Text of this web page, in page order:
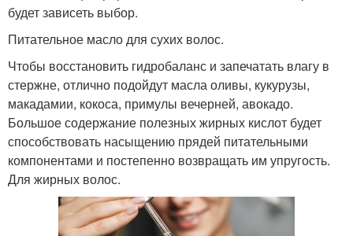
будет зависеть выбор.
Питательное масло для сухих волос.
Чтобы восстановить гидробаланс и запечатать влагу в
стержне, отлично подойдут масла оливы, кукурузы,
макадамии, кокоса, примулы вечерней, авокадо.
Большое содержание полезных жирных кислот будет
способствовать насыщению прядей питательными
компонентами и постепенно возвращать им упругость.
Для жирных волос.